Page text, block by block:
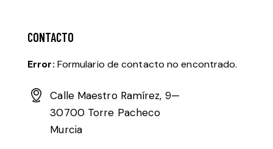
CONTACTO
Error: Formulario de contacto no encontrado.
Calle Maestro Ramírez, 9—
30700 Torre Pacheco
Murcia